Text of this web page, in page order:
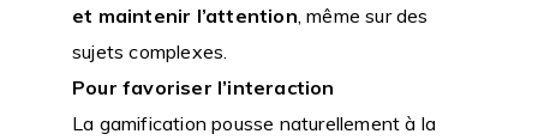
et maintenir l’attention , même sur des
sujets complexes.
Pour favoriser l’interaction
La gamification pousse naturellement à la